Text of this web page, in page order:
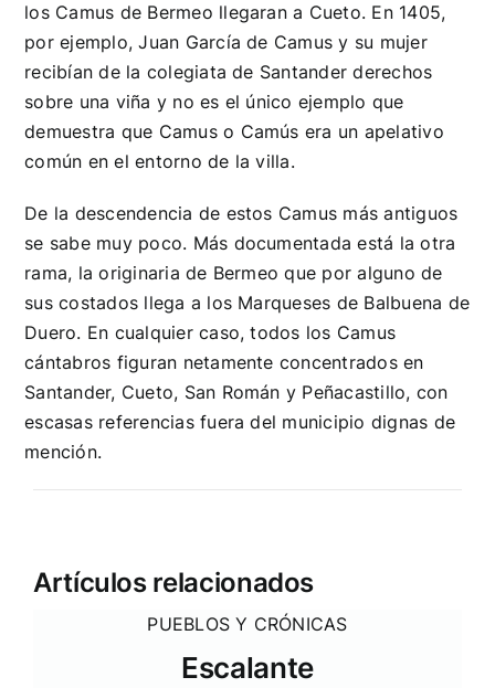
los Camus de Bermeo llegaran a Cueto. En 1405,
por ejemplo, Juan García de Camus y su mujer
recibían de la colegiata de Santander derechos
sobre una viña y no es el único ejemplo que
demuestra que Camus o Camús era un apelativo
común en el entorno de la villa.
De la descendencia de estos Camus más antiguos
se sabe muy poco. Más documentada está la otra
rama, la originaria de Bermeo que por alguno de
sus costados llega a los Marqueses de Balbuena de
Duero. En cualquier caso, todos los Camus
cántabros figuran netamente concentrados en
Santander, Cueto, San Román y Peñacastillo, con
escasas referencias fuera del municipio dignas de
mención.
Artículos relacionados
PUEBLOS Y CRÓNICAS
Escalante